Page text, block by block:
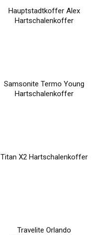
Hauptstadtkoffer Alex
Hartschalenkoffer
Samsonite Termo Young
Hartschalenkoffer
Titan X2 Hartschalenkoffer
Travelite Orlando